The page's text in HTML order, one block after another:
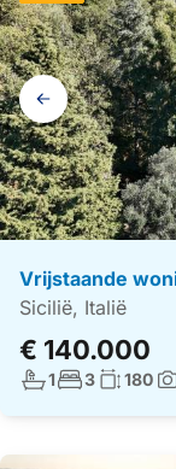
Galerij
navigatie
Vrijstaande
Sicilië, Italië
€ 140.000
Aantal badkamers:
1Aantal
3 180